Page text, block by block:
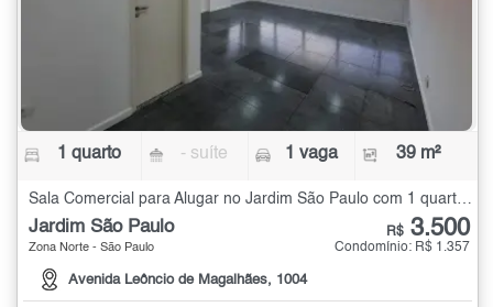
1 quarto - suíte 1 vaga 39 m²
Sala Comercial para Alugar no Jardim São Paulo com 1 quarto - 39 m²
Jardim São Paulo
Zona Norte - São Paulo
Avenida Leôncio de Magalhães, 1004
R$ 3.500
Condomínio: R$ 1.357